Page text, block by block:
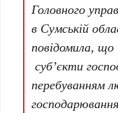
Головного
в Сумській
повідомила, що
суб’єкти
перебуванням